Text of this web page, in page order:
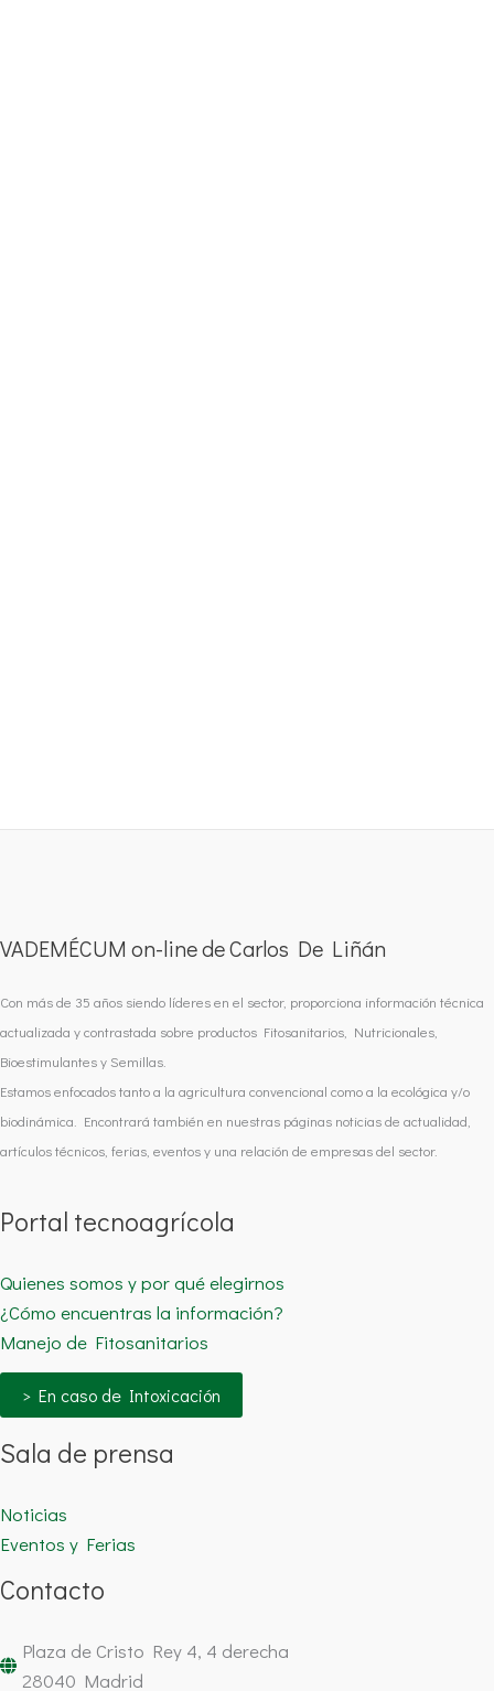
VADEMÉCUM on-line de Carlos De Liñán
Con más de 35 años siendo líderes en el sector, proporciona información técnica
actualizada y contrastada sobre productos Fitosanitarios, Nutricionales,
Bioestimulantes y Semillas.
Estamos enfocados tanto a la agricultura convencional como a la ecológica y/o
biodinámica. Encontrará también en nuestras páginas noticias de actualidad,
artículos técnicos, ferias, eventos y una relación de empresas del sector.
Portal tecnoagrícola
Quienes somos y por qué elegirnos
¿Cómo encuentras la información?
Manejo de Fitosanitarios
> En caso de Intoxicación
Sala de prensa
Noticias
Eventos y Ferias
Contacto
Plaza de Cristo Rey 4, 4 derecha
28040 Madrid